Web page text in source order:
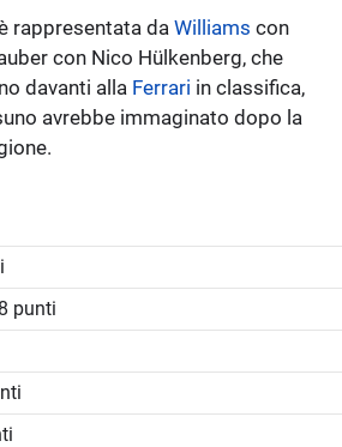
rappresentata da Williams con
con Nico Hülkenberg, che
davanti alla Ferrari in classifica,
avrebbe immaginato dopo la
punti